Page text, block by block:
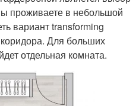
проживаете в небольшой
вариант transforming
Для больших
отдельная комната.